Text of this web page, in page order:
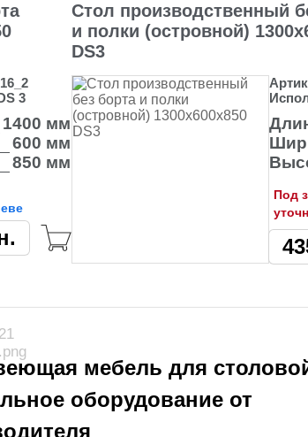
3
1400 мм
600 мм
850 мм
Стол производственный
и полки (островной)
DS3
Под
мебель для
оборудование от